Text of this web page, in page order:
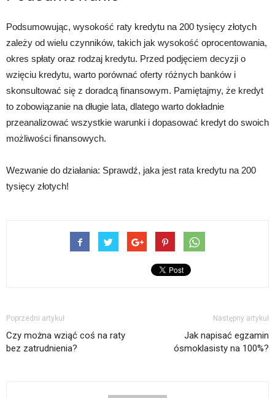
Podsumowując, wysokość raty kredytu na 200 tysięcy złotych
zależy od wielu czynników, takich jak wysokość oprocentowania,
okres spłaty oraz rodzaj kredytu. Przed podjęciem decyzji o
wzięciu kredytu, warto porównać oferty różnych banków i
skonsultować się z doradcą finansowym. Pamiętajmy, że kredyt
to zobowiązanie na długie lata, dlatego warto dokładnie
przeanalizować wszystkie warunki i dopasować kredyt do swoich
możliwości finansowych.
Wezwanie do działania: Sprawdź, jaka jest rata kredytu na 200
tysięcy złotych!
Poprzedni artykuł
Czy można wziąć coś na raty
bez zatrudnienia?
Następny artykuł
Jak napisać egzamin
ósmoklasisty na 100%?